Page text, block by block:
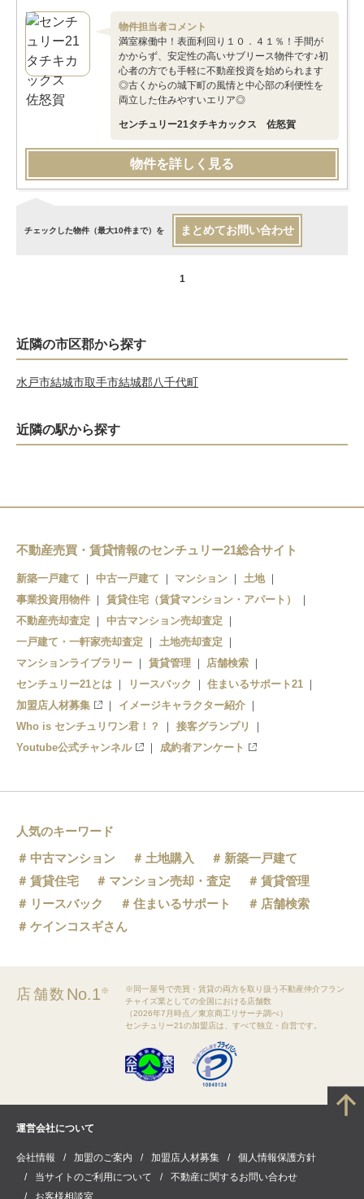
物件担当者コメント
満室稼働中！表面利回り１０．４１％！手間が
かからず、安定性の高いサブリース物件です♪初
心者の方でも手軽に不動産投資を始められます
◎古くからの城下町の風情と中心部の利便性を
両立した住みやすいエリア◎
センチュリー21タチキカックス 佐怒賀
物件を詳しく見る
チェックした物件（最大10件まで）を まとめてお問い合わせ
1
近隣の市区郡から探す
水戸市結城市取手市結城郡八千代町
近隣の駅から探す
不動産売買・賃貸情報のセンチュリー21総合サイト
新築一戸建て 中古一戸建て マンション
土地
事業投資用物件
賃貸住宅（賃貸マンション・アパート）
不動産売却査定
中古マンション売却査定
一戸建て・一軒家売却査定
土地売却査定
マンションライブラリー
賃貸管理
店舗検索
センチュリー21とは
リースバック
住まいるサポート21
加盟店人材募集
イメージキャラクター紹介
Who is センチュリワン君！？
接客グランプリ
Youtube公式チャンネル
成約者アンケート
人気のキーワード
中古マンション
土地購入
新築一戸建て
賃貸住宅
マンション売却・査定
賃貸管理
リースバック
住まいるサポート
店舗検索
ケインコスギさん
店舗数 No.1※
※同一屋号で売買・賃貸の両方を取り扱う不動産仲介フラン
チャイズ業としての全国における店舗数
（2026年7月時点／東京商工リサーチ調べ）
センチュリー21の加盟店は、すべて独立・自営です。
運営会社について
会社情報 加盟のご案内 加盟店人材募集
個人情報保護方針
当サイトのご利用について
不動産に関するお問い合わせ
お客様相談室